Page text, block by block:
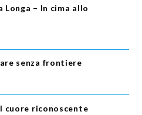
Longa – In cima allo
senza frontiere
cuore riconoscente